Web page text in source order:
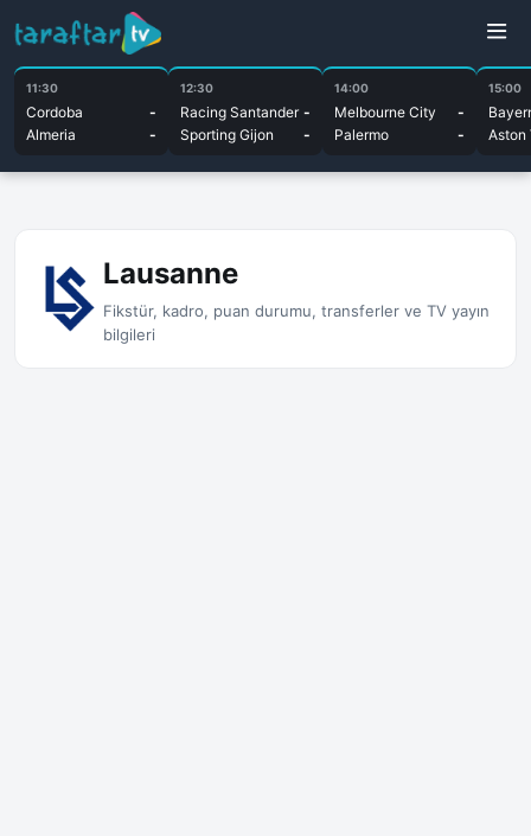
11:30
Cordoba
-
Almeria
-
12:30
Racing Santander -
Sporting Gijon
-
14:00
Melbourne City
-
Palermo
-
15:00
Aston
Lausanne
Fikstür, kadro, puan durumu, transferler ve TV yayın
bilgileri